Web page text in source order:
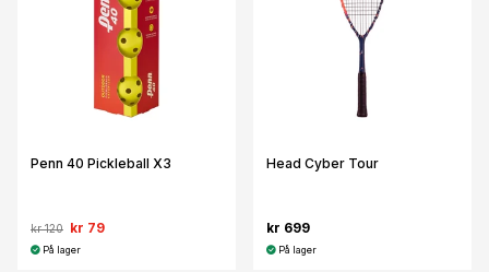
Penn 40 Pickleball X3
kr 120 kr 79
På lager
Head Cyber Tour
kr 699
På lager